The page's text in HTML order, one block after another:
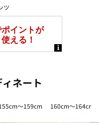
ネート
～159cm 160cm～164cm